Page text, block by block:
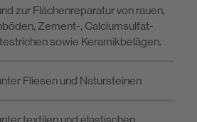
zur Flächenreparatur von rauen,
Zement-, Calciumsulfat-
sowie Keramikbelägen.
Fliesen und Natursteinen